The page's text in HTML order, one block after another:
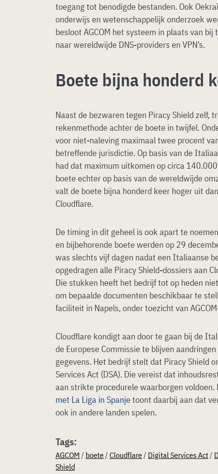
toegang tot benodigde bestanden. Ook
onderwijs en wetenschappelijk onderzoek
besloot AGCOM het systeem in plaats van
naar wereldwijde DNS-providers en VPN’s.
Boete bijna honderd
Naast de bezwaren tegen Piracy Shield zelf,
rekenmethode achter de boete in twijfel.
voor niet-naleving maximaal twee procent
betreffende jurisdictie. Op basis van de
had dat maximum uitkomen op circa
boete echter op basis van de wereldwijde
valt de boete bijna honderd keer hoger uit
Cloudflare.
De timing in dit geheel is ook apart te
en bijbehorende boete werden op 29
was slechts vijf dagen nadat een Italiaanse
opgedragen alle Piracy Shield-dossiers aan
Die stukken heeft het bedrijf tot op heden
om bepaalde documenten beschikbaar te
faciliteit in Napels, onder toezicht van
Cloudflare kondigt aan door te gaan bij de
de Europese Commissie te blijven
gegevens. Het bedrijf stelt dat Piracy Shield
Services Act (DSA). Die vereist dat
aan strikte procedurele waarborgen voldoen.
met La Liga in Spanjetoont daarbij aan dat
ook in andere landen spelen.
Tags:
AGCOM / boete/ Cloudflare/ Digital Services Act/
Shield